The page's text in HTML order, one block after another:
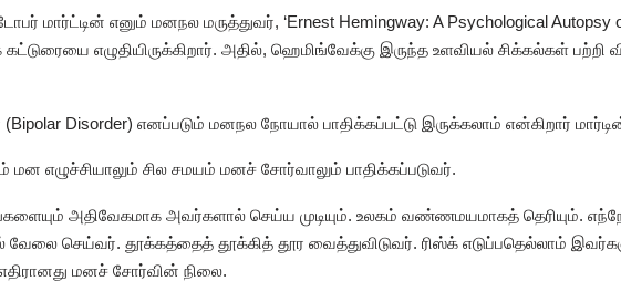
மார்ட்டின் எனும் மனநல மருத்துவர், ‘Ernest Hemingway: A Psychological Autopsy
எழுதியிருக்கிறார். அதில், ஹெமிங்வேக்கு இருந்த உளவியல் சிக்கல்கள் பற்றி
Disorder) எனப்படும் மனநல நோயால் பாதிக்கப்பட்டு இருக்கலாம் என்கிறார்
எழுச்சியாலும் சில சமயம் மனச் சோர்வாலும் பாதிக்கப்படுவர்.
அதிவேகமாக அவர்களால் செய்ய முடியும். உலகம் வண்ணமயமாகத் தெரியும்.
செய்வர். தூக்கத்தைத் தூக்கித் தூர வைத்துவிடுவர். ரிஸ்க் எடுப்பதெல்லாம்
மனச் சோர்வின் நிலை.